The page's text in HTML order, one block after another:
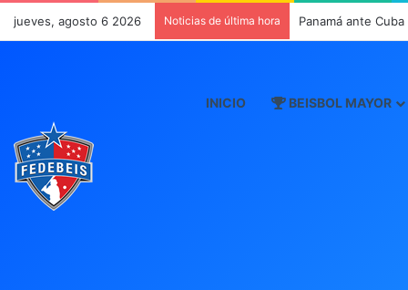
jueves, agosto 6 2026 Noticias de última hora Panamá ante
INICIO BEISBOL MAYOR